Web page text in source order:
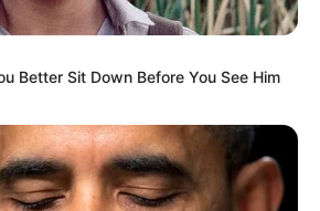
Better Sit Down Before You See Him